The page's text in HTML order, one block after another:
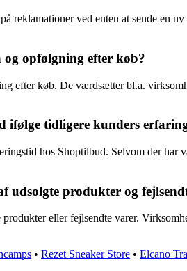
reklamationer ved enten at sende en
opfølgning efter køb?
efter køb. De værdsætter bl.a.
ifølge tidligere kunders
hos Shoptilbud. Selvom der
udsolgte produkter og
eller fejlsendte varer.
• Rezet Sneaker Store • Elcano